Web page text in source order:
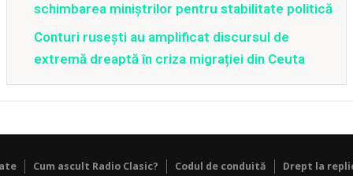
schimbarea miniștrilor pentru stabilitate politică
Conturi rusești au amplificat discursul de
extremă dreaptă în criza migrației din Ceuta
Cum ascult Radio Clasic? Codul de conduită Drept la